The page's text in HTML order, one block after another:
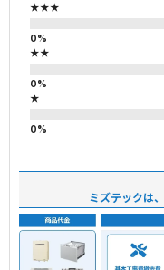
★★★
★★
★
ミズテックは、